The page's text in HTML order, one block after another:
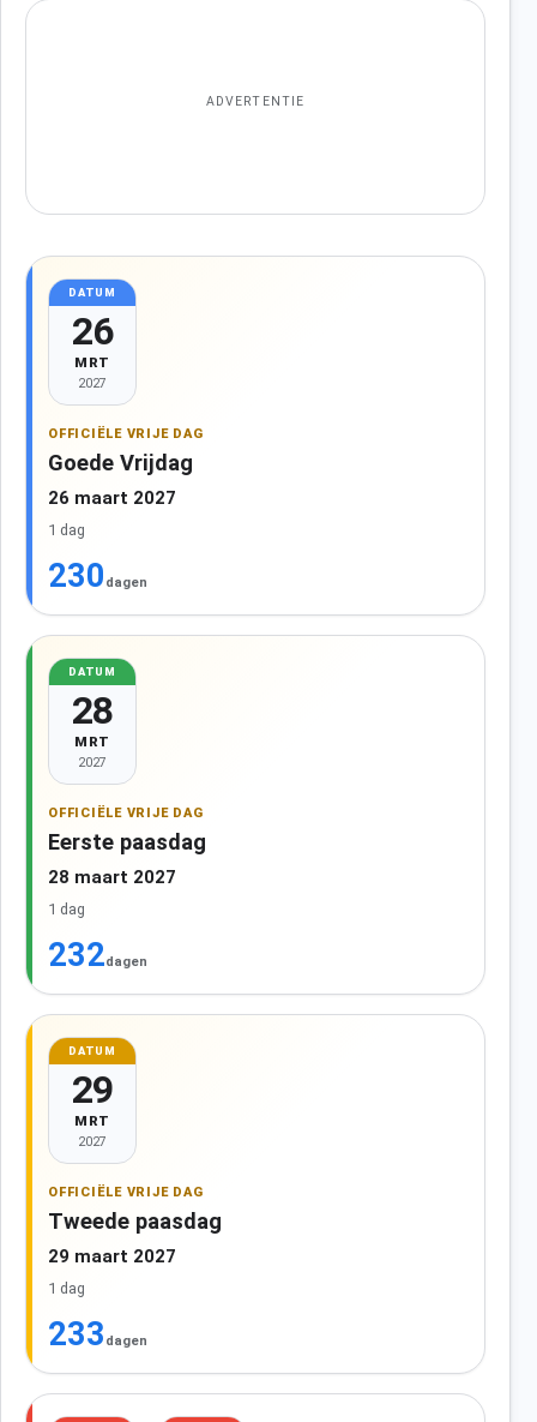
ADVERTENTIE
DATUM
26
MRT
2027
OFFICIËLE VRIJE DAG
Goede Vrijdag
26 maart 2027
1 dag
230 dagen
DATUM
28
MRT
2027
OFFICIËLE VRIJE DAG
Eerste paasdag
28 maart 2027
1 dag
232dagen
DATUM
29
MRT
2027
OFFICIËLE VRIJE DAG
Tweede paasdag
29 maart 2027
1 dag
233 dagen